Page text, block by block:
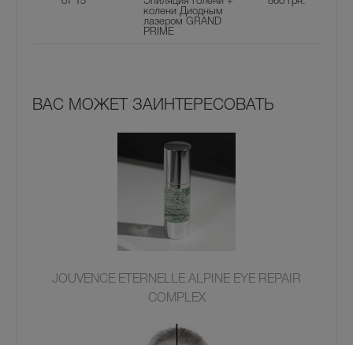
колени Диодным
лазером GRAND
PRIME
ВАС МОЖЕТ ЗАИНТЕРЕСОВАТЬ
JOUVENCE ETERNELLE ALPINE EYE REPAIR
COMPLEX